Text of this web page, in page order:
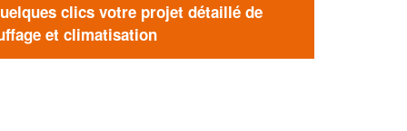
clics votre projet détaillé de
et climatisation